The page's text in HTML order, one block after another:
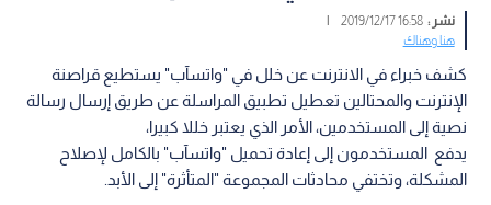
نشر :16:58 2019/12/17
|
هنا وهناك
كشف خبراء في الانترنت عن خلل في "واتسآب" يستطيع قراصنة
الإنترنت والمحتالين تعطيل تطبيق المراسلة عن طريق إرسال رسالة
نصية إلى المستخدمين، الأمر الذي يعتبر خللا كبيرا،
يدفع المستخدمون إلى إعادة تحميل "واتسآب" بالكامل لإصلاح
المشكلة، وتختفي محادثات المجموعة "المتأثرة" إلى الأبد.